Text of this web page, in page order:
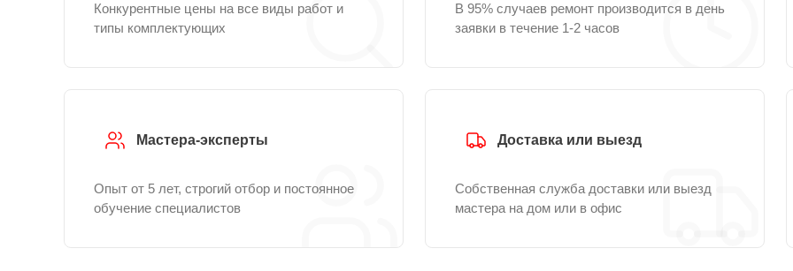
Конкурентные цены на все виды работ и
типы комплектующих
В 95% случаев ремонт производится в день
заявки в течение 1-2 часов
Мастера-эксперты
Опыт от 5 лет, строгий отбор и постоянное
обучение специалистов
Доставка или выезд
Собственная служба доставки или выезд
мастера на дом или в офис